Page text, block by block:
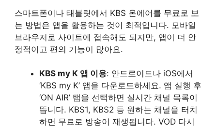
스마트폰이나 태블릿에서 KBS 온에어를 무료로 보
는 방법은 앱을 활용하는 것이 최적입니다. 모바일
브라우저로 사이트에 접속해도 되지만, 앱이 더 안
정적이고 편의 기능이 많아요.
KBS my K 앱 이용: 안드로이드나 iOS에서
‘KBS my K’ 앱을 다운로드하세요. 앱 실행 후
‘ON AIR’ 탭을 선택하면 실시간 채널 목록이
뜹니다. KBS1, KBS2 등 원하는 채널을 터치
하면 무료로 방송이 재생됩니다. VOD 다시